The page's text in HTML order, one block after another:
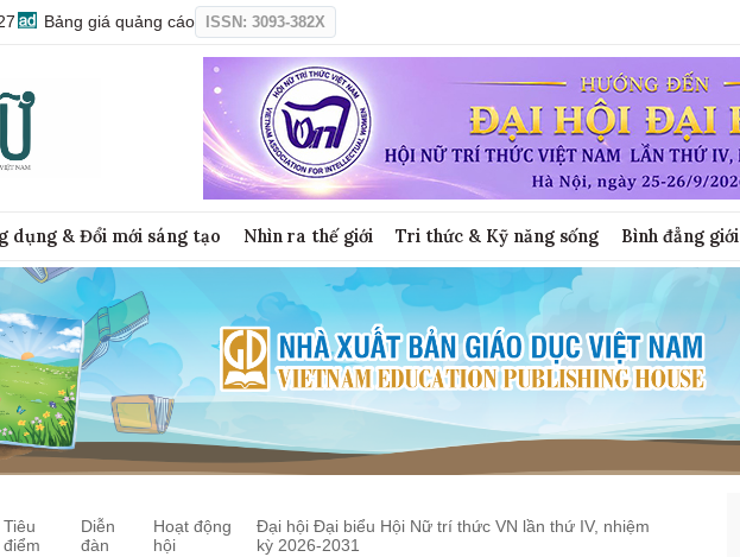
Bảng giá quảng cáo ISSN: 3093-382X
dụng & Đổi mới sáng tạo Nhìn ra thế giới Tri thức & Kỹ năng sống Bình đẳng giới
Tiêu
điểm
Diễn
đàn
Hoạt động
hội
Đại hội Đại biểu Hội Nữ trí thức VN lần thứ IV, nhiệm
kỳ 2026-2031